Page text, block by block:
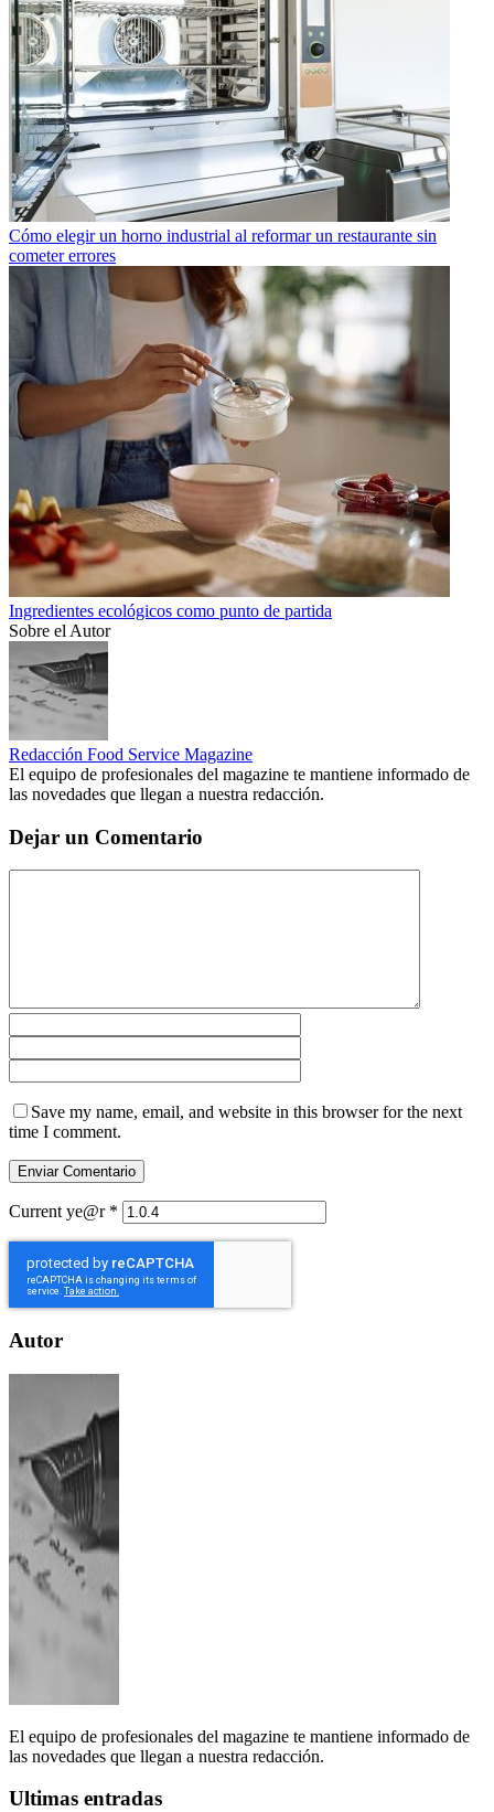
Cómo elegir un horno industrial al reformar un restaurante sin
cometer errores
Ingredientes ecológicos como punto de partida
Sobre el Autor
Redacción Food Service Magazine
El equipo de profesionales del magazine te mantiene informado de
las novedades que llegan a nuestra redacción.
Dejar un Comentario
Save my name, email, and website in this browser for the next
time I comment.
Current ye@r *
Autor
El equipo de profesionales del magazine te mantiene informado de
las novedades que llegan a nuestra redacción.
Ultimas entradas